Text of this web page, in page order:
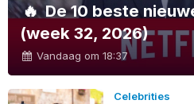
🔥De 10 beste
(week 32, 2026)
Vandaag om 18:37
Celebrities